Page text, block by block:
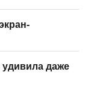
удивила даже